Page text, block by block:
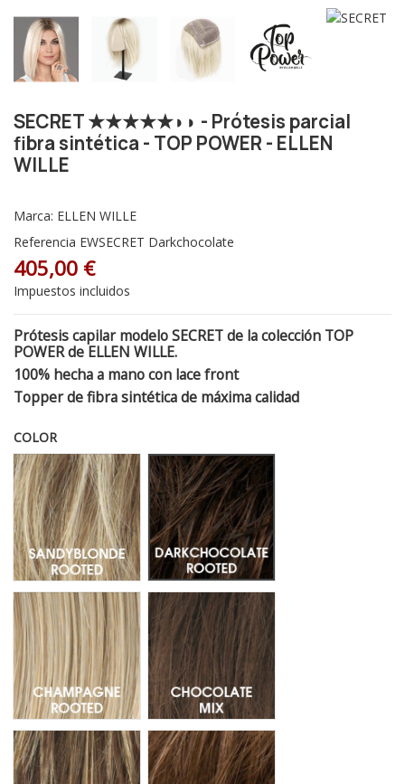
SECRET ★★★★★◗◗ - Prótesis parcial
fibra sintética - TOP POWER - ELLEN
WILLE
Marca: ELLEN WILLE
Referencia EWSECRET Darkchocolate
405,00 €
Impuestos incluidos
Prótesis capilar modelo SECRET de la colección TOP
POWER de ELLEN WILLE.
100% hecha a mano con lace front
Topper de fibra sintética de máxima calidad
COLOR
Sandyblonde Rooted - Raíz oscura 16.22.14
Darkchocolate Rooted - Raiz
Champagne Rooted - Raíz Oscura 20.26.25
Chocolate Mix - Mechas 830.6.4
Bernstein Rooted - Raiz oscura 12.26.19
Mocca Mix - Mechas 830.12.27